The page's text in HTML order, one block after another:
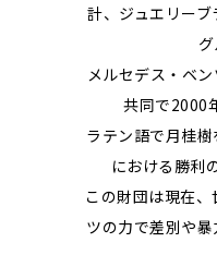
計、ジュエリー
グ
メルセデス・ベ
共同で2000
ラテン語で月桂
における勝利
この財団は現在
ツの力で差別や